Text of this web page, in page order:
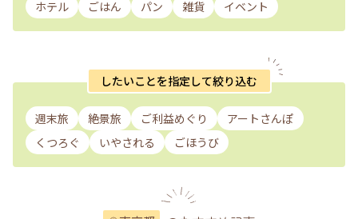
ホテル
ごはん パン 雑貨 イベント
したいことを指定して絞り込む
週末旅 絶景旅 ご利益めぐり
アートさんぽ
くつろぐ
いやされる ごほうび